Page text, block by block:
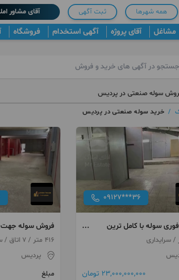
همه شهرها ثبت آگهی آقای مشاور
مشاغل آقای پروژه آگهی استخدام فروشگاه
سوله صنعتی در پردیس
/ خرید سوله صنعتی در پردیس
09127***36
سوله با کامل ترین
جهت راه اندازی کار و
در کمرد پردیس
23,000,000,000 تومان
فروش سوله جهت
تمام امکانات
416 متر / 7 اتاق / ساخت 1394
پردیس
مبلغ